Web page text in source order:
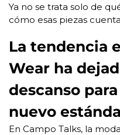
Ya no se trata solo de
cómo esas piezas
La tendencia
Wear ha
descanso
nuevo
En Campo Talks, la